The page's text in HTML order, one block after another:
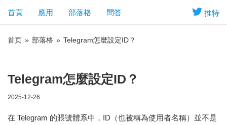
推特
首頁 應用 部落格 問答
首页 » 部落格 » Telegram怎麼設定ID？
Telegram怎麼設定ID？
2025-12-26
在 Telegram 的賬號體系中，ID（也被稱為使用者名稱）並不是